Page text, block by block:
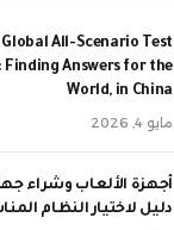
Global All-Scenario Test
Finding Answers for the
World, in China
مايو 4, 2026
أجهزة الألعاب وشراء
دليل لاختيار النظام